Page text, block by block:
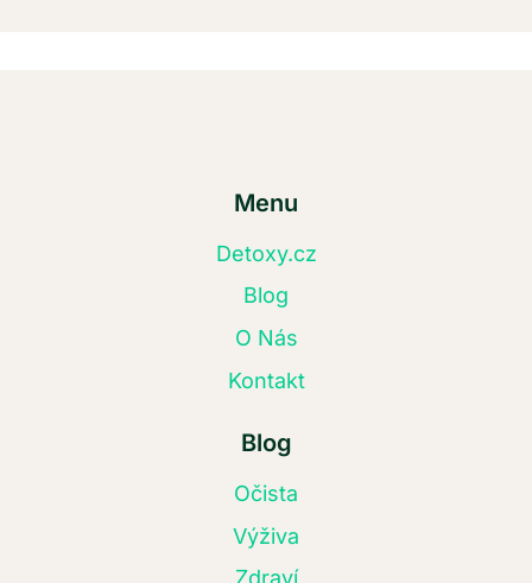
Menu
Detoxy.cz
Blog
O Nás
Kontakt
Blog
Očista
Výživa